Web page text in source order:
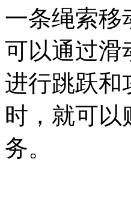
一条绳索移
可以通过滑
进行跳跃和
时，就可以
务。